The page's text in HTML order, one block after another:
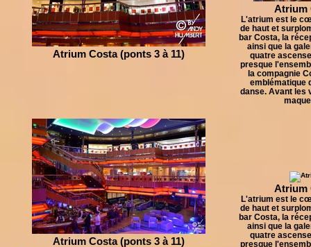
Atrium Costa (ponts 3 à 11)
Atrium
L'atrium est le
de haut et
bar Costa, la
ainsi que la
quatre
presque
la compagnie
emblématique
danse. Avant les
Atrium Costa (ponts 3 à 11)
Atrium
L'atrium est le
de haut et
bar Costa, la
ainsi que la
quatre
presque